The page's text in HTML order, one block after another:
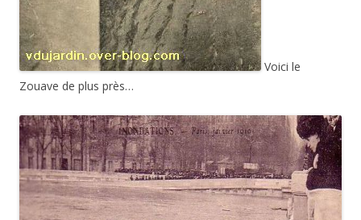
Voici le
Zouave de plus près…